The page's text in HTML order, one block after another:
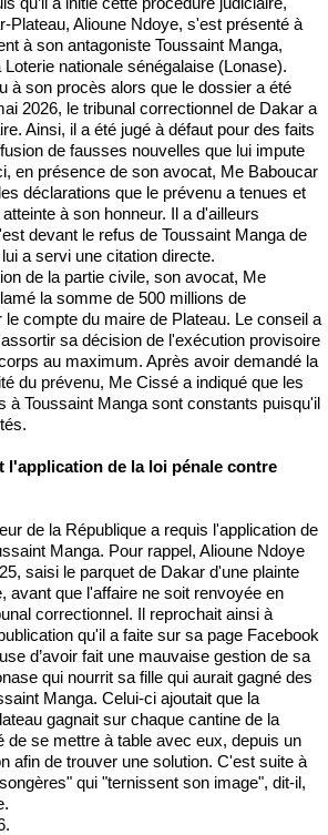
Plateau, Alioune Ndoye, s'est présenté à
à son antagoniste Toussaint Manga,
nationale sénégalaise (Lonase).
à son procès alors que le dossier a été
2026, le tribunal correctionnel de Dakar a
Ainsi, il a été jugé à défaut pour des faits
de fausses nouvelles que lui impute
en présence de son avocat, Me Baboucar
déclarations que le prévenu a tenues et
à son honneur. Il a d'ailleurs
devant le refus de Toussaint Manga de
a servi une citation directe.
de la partie civile, son avocat, Me
la somme de 500 millions de
compte du maire de Plateau. Le conseil a
sa décision de l'exécution provisoire
au maximum. Après avoir demandé la
du prévenu, Me Cissé a indiqué que les
à Toussaint Manga sont constants puisqu'il
l'application de la loi pénale contre
de la République a requis l'application de
Manga. Pour rappel, Alioune Ndoye
saisi le parquet de Dakar d'une plainte
avant que l'affaire ne soit renvoyée en
correctionnel. Il reprochait ainsi à
qu'il a faite sur sa page Facebook
d’avoir fait une mauvaise gestion de sa
qui nourrit sa fille qui aurait gagné des
Manga. Celui-ci ajoutait que la
gagnait sur chaque cantine de la
de se mettre à table avec eux, depuis un
afin de trouver une solution. C'est suite à
qui "ternissent son image", dit-il,